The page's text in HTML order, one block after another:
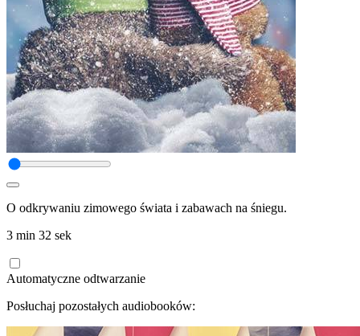
O odkrywaniu zimowego świata i zabawach na śniegu.
3 min 32 sek
Automatyczne odtwarzanie
Posłuchaj pozostałych audiobooków: